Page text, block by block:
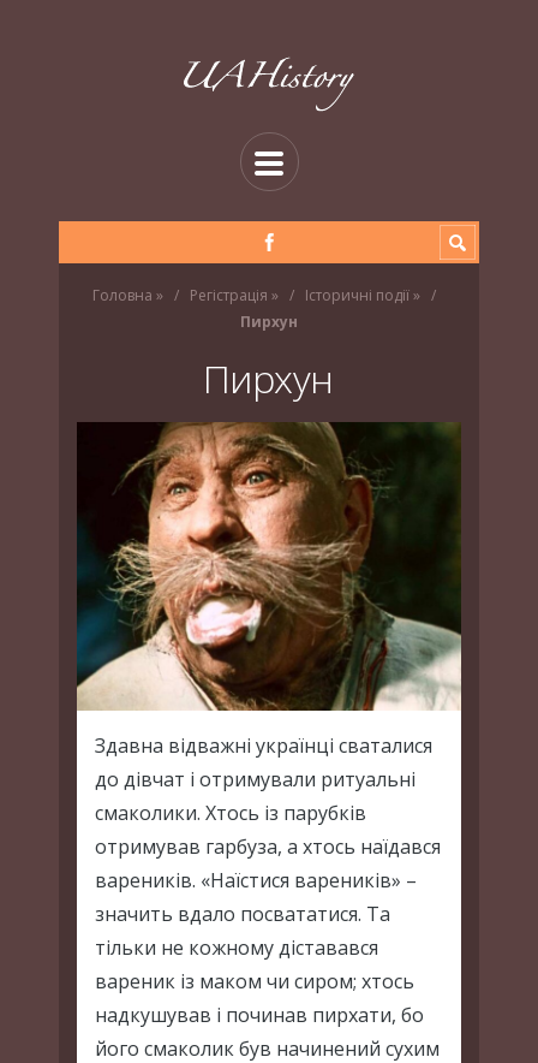
Головна » Регістрація » Історичні події»
Пирхун
Пирхун
Здавна відважні українці сваталися
до дівчат і отримували ритуальні
смаколики. Хтось із парубків
отримував гарбуза, а хтось наїдався
вареників. «Наїстися вареників» –
значить вдало посвататися. Та
тільки не кожному діставався
вареник із маком чи сиром; хтось
надкушував і починав пирхати, бо
його смаколик був начинений сухим